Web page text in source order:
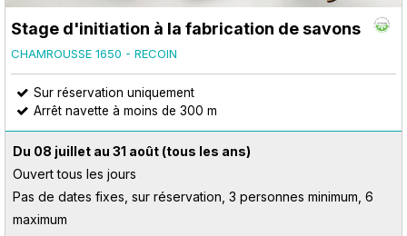
Stage d'initiation à la fabrication de savons
CHAMROUSSE 1650 - RECOIN
Sur réservation uniquement
Arrêt navette à moins de 300 m
Du 08 juillet au 31 août (tous les ans)
Ouvert tous les jours
Pas de dates fixes, sur réservation, 3 personnes minimum, 6
maximum